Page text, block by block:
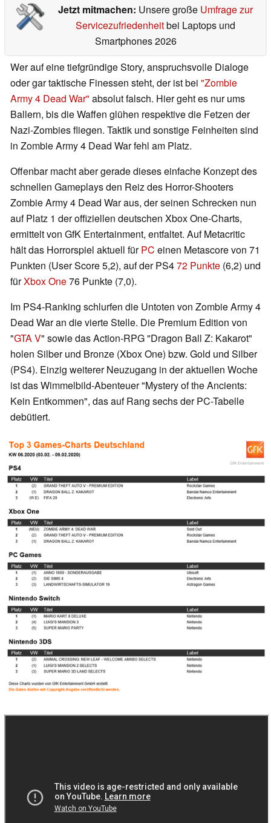
Jetzt mitmachen: Unsere große Umfrage zur
Servicezufriedenheitbei Laptops und
Smartphones 2026
Wer auf eine tiefgründige Story, anspruchsvolle Dialoge
oder gar taktische Finessen steht, der ist bei "Zombie
Army 4 Dead War" absolut falsch. Hier geht es nur ums
Ballern, bis die Waffen glühen respektive die Fetzen der
Nazi-Zombies fliegen. Taktik und sonstige Feinheiten sind
in Zombie Army 4 Dead War fehl am Platz.
Offenbar macht aber gerade dieses einfache Konzept des
schnellen Gameplays den Reiz des Horror-Shooters
Zombie Army 4 Dead War aus, der seinen Schrecken nun
auf Platz 1 der offiziellen deutschen Xbox One-Charts,
ermittelt von GfK Entertainment, entfaltet. Auf Metacritic
hält das Horrorspiel aktuell fürPC einen Metascore von 71
Punkten (User Score 5,2), auf der PS472 Punkte (6,2) und
fürXbox One76 Punkte (7,0).
Im PS4-Ranking schlurfen die Untoten von Zombie Army 4
Dead War an die vierte Stelle. Die Premium Edition von
"GTA V" sowie das Action-RPG "Dragon Ball Z: Kakarot"
holen Silber und Bronze (Xbox One) bzw. Gold und Silber
(PS4). Einzig weiterer Neuzugang in der aktuellen Woche
ist das Wimmelbild-Abenteuer "Mystery of the Ancients:
Kein Entkommen", das auf Rang sechs der PC-Tabelle
debütiert.